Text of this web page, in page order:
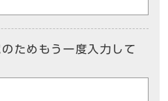
ためもう一度入力して